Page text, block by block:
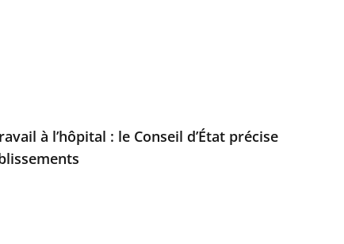
à l’hôpital : le Conseil d’État précise